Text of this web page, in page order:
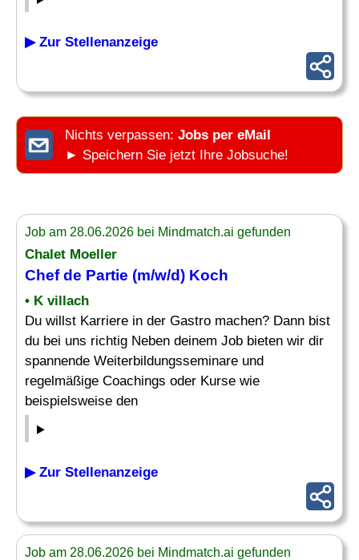
▶ Zur Stellenanzeige
Nichts verpassen: Jobs per eMail
► Speichern Sie jetzt Ihre Jobsuche!
Job am 28.06.2026 bei Mindmatch.ai gefunden
Chalet Moeller
Chef de Partie (m/w/d) Koch
• K villach
Du willst Karriere in der Gastro machen? Dann bist
du bei uns richtig Neben deinem Job bieten wir dir
spannende Weiterbildungsseminare und
regelmäßige Coachings oder Kurse wie
beispielsweise den
▶ Zur Stellenanzeige
Job am 28.06.2026 bei Mindmatch.ai gefunden